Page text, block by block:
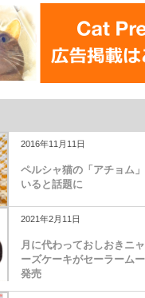
2016年11月11日
ペルシャ猫の「アチョム
いると話題に
2021年2月11日
月に代わっておしおきニ
ーズケーキがセーラーム
発売